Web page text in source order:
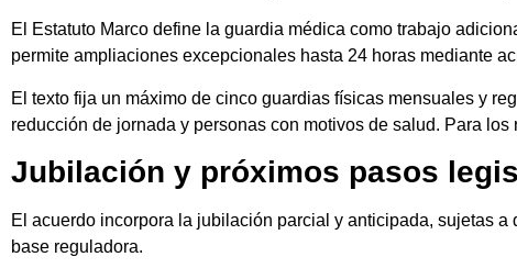
El Estatuto Marco define la guardia médica como trabajo
permite ampliaciones excepcionales hasta 24 horas mediante
El texto fija un máximo de cinco guardias físicas mensuales y
reducción de jornada y personas con motivos de salud. Para
Jubilación y próximos pasos
El acuerdo incorpora la jubilación parcial y anticipada, sujetas
base reguladora.